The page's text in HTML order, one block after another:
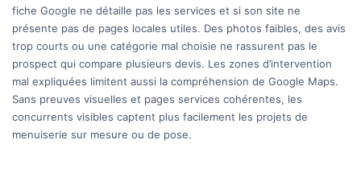
fiche Google ne détaille pas les services et si son site ne
présente pas de pages locales utiles. Des photos faibles, des avis
trop courts ou une catégorie mal choisie ne rassurent pas le
prospect qui compare plusieurs devis. Les zones d’intervention
mal expliquées limitent aussi la compréhension de Google Maps.
Sans preuves visuelles et pages services cohérentes, les
concurrents visibles captent plus facilement les projets de
menuiserie sur mesure ou de pose.